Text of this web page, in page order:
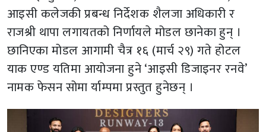
आइसी कलेजकी प्रबन्ध निर्देशक शैलजा अधिकारी र
राजश्री थापा लगायतको निर्णायले मोडल छानेका हुन् ।
छानिएका मोडल आगामी चैत्र १६ (मार्च २९) गते होटल
याक एण्ड यतिमा आयोजना हुने ‘आइसी डिजाइनर रनवे’
नामक फेसन सोमा र्याम्पमा प्रस्तुत हुनेछन् ।